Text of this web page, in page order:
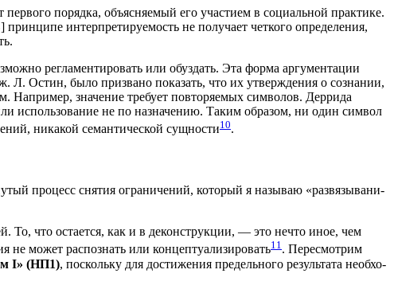
поряд­ка, объ­яс­ня­е­мый его уча­сти­ем в соци­аль­ной прак­ти­ке.
интер­пре­ти­ру­е­мость не полу­ча­ет чет­ко­го опре­де­ле­ния,
регла­мен­ти­ро­вать или обуз­дать. Эта фор­ма аргу­мен­та­ции
Л. Остин, было при­зва­но пока­зать, что их утвер­жде­ния о созна­нии,
Напри­мер, зна­че­ние тре­бу­ет повто­ря­е­мых сим­во­лов. Дер­ри­да
исполь­зо­ва­ние не по назна­че­нию. Таким обра­зом, ни один сим­вол
ника­кой семан­ти­че­ской сущ­но­сти10.
про­цесс сня­тия огра­ни­че­ний, кото­рый я назы­ваю «раз­вя­зы­ва­ни­
То, что оста­ет­ся, как и в декон­струк­ции, — это нечто иное, чем
может рас­по­знать или кон­цеп­ту­а­ли­зи­ро­вать11. Пере­смот­рим
I» (НП1), посколь­ку для дости­же­ния пре­дель­но­го резуль­та­та необ­хо­